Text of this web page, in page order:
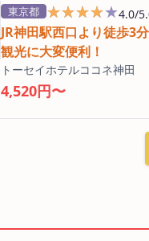
東京都 ★★★★★
★★★★★4.0/
JR神田駅西口より徒歩3
観光に大変便利！
トーセイホテルココネ神田
4,520円〜